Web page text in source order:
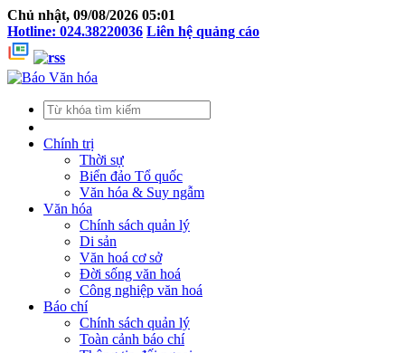
Chủ nhật, 09/08/2026 05:01
Hotline: 024.38220036 Liên hệ quảng cáo
Chính trị
Thời sự
Biển đảo Tổ quốc
Văn hóa & Suy ngẫm
Văn hóa
Chính sách quản lý
Di sản
Văn hoá cơ sở
Đời sống văn hoá
Công nghiệp văn hoá
Báo chí
Chính sách quản lý
Toàn cảnh báo chí